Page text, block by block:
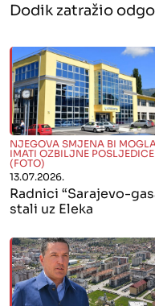
Dodik zatražio
" alt="">
NJEGOVA SMJENA BI
IMATI OZBILJNE POSLJEDICE
(FOTO)
13.07.2026.
Radnici “Sarajevo-
stali uz Eleka